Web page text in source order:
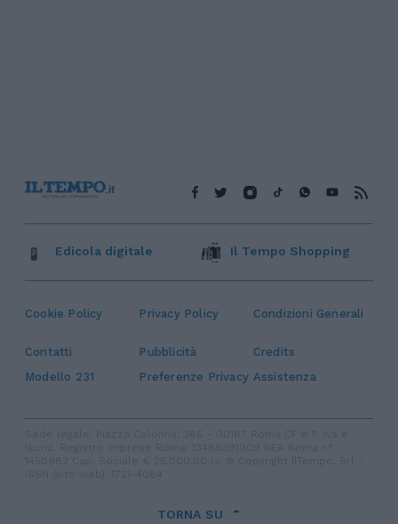
Cookie Policy Privacy Policy Condizioni Generali
Contatti Pubblicità
Credits
Modello 231
Preferenze Privacy Assistenza
Edicola digitale Il Tempo Shopping
TORNA SU